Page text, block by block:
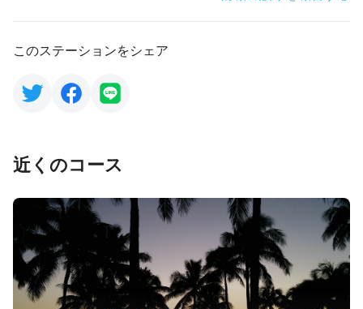
このステーションをシェア
近くのコース